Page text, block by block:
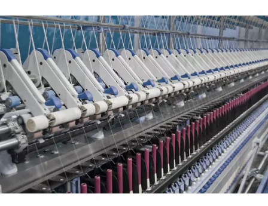
dan in andere. Wanneer deze omgevingslucht wordt
gecomprimeerd, stijgt de temperatuur en wordt het
vochtgehalte geconcentreerder. Wanneer de hete
compressor verlaat, heeft deze doorgaans 100%
vochtigheid bereikt. Dit betekent dat het vochtgehalte in
perslucht niet kan worden vermeden. Maar het kan
verwijderd – met behulp van een persluchtdroger.